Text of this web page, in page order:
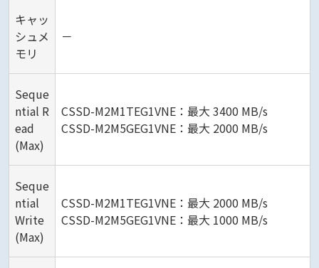
キャッ
シュメ
モリ
－
Seque
ntial R
ead
(Max)
CSSD-M2M1TEG1VNE：最大 3400 MB/s
CSSD-M2M5GEG1VNE：最大 2000 MB/s
Seque
ntial
Write
(Max)
CSSD-M2M1TEG1VNE：最大 2000 MB/s
CSSD-M2M5GEG1VNE：最大 1000 MB/s